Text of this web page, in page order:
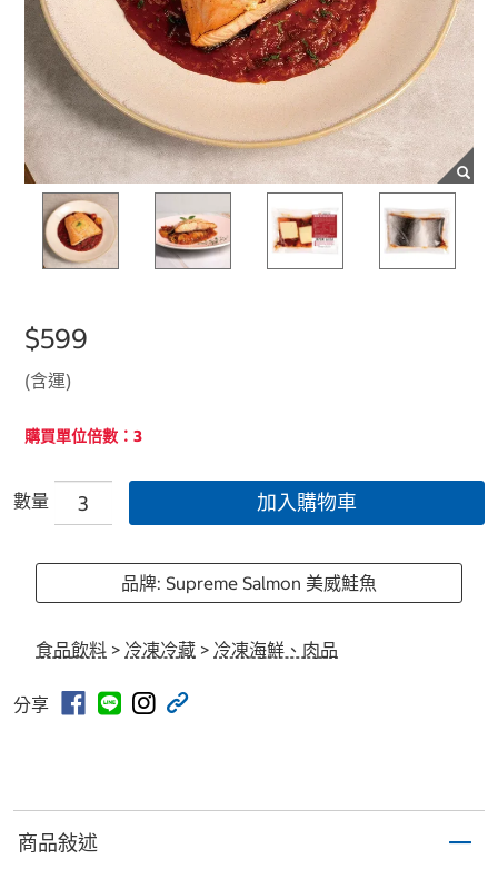
$599
(含運)
購買單位倍數：3
數量 加入購物車
品牌: Supreme Salmon 美威鮭魚
食品飲料 > 冷凍冷藏 > 冷凍海鮮、肉品
分享
商品敍述